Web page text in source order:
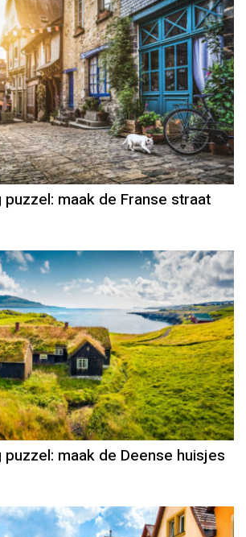
puzzel: maak de Franse straat
puzzel: maak de Deense huisjes